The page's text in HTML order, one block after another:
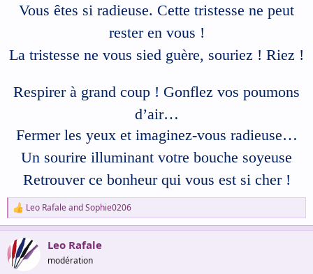
Vous êtes si radieuse. Cette tristesse ne peut
rester en vous !
La tristesse ne vous sied guère, souriez ! Riez !
Respirer à grand coup ! Gonflez vos poumons
d’air…
Fermer les yeux et imaginez-vous radieuse…
Un sourire illuminant votre bouche soyeuse
Retrouver ce bonheur qui vous est si cher !
R
e
a
c
t
i
Leo RafaleandSophie0206
Leo Rafale
modération